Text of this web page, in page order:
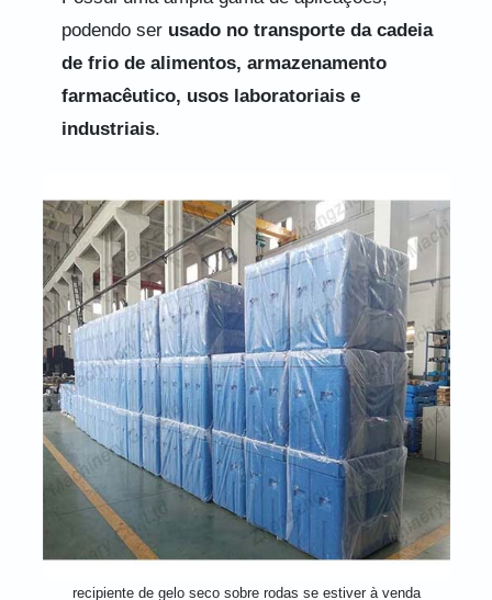
podendo ser usado no transporte da cadeia
de frio de alimentos, armazenamento
farmacêutico, usos laboratoriais e
industriais.
recipiente de gelo seco sobre rodas se estiver à venda